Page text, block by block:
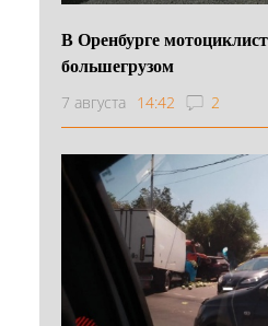
В Оренбурге
большегрузом
7 августа 14:42 2